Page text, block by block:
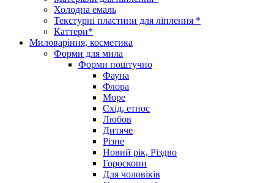
Холодна емаль
Текстурні пластини для ліплення *
Каттери*
Миловаріння, косметика
Форми для мила
Форми поштучно
Фауна
Флора
Море
Схід, етнос
Любов
Дитяче
Різне
Новий рік, Різдво
Гороскопи
Для чоловіків